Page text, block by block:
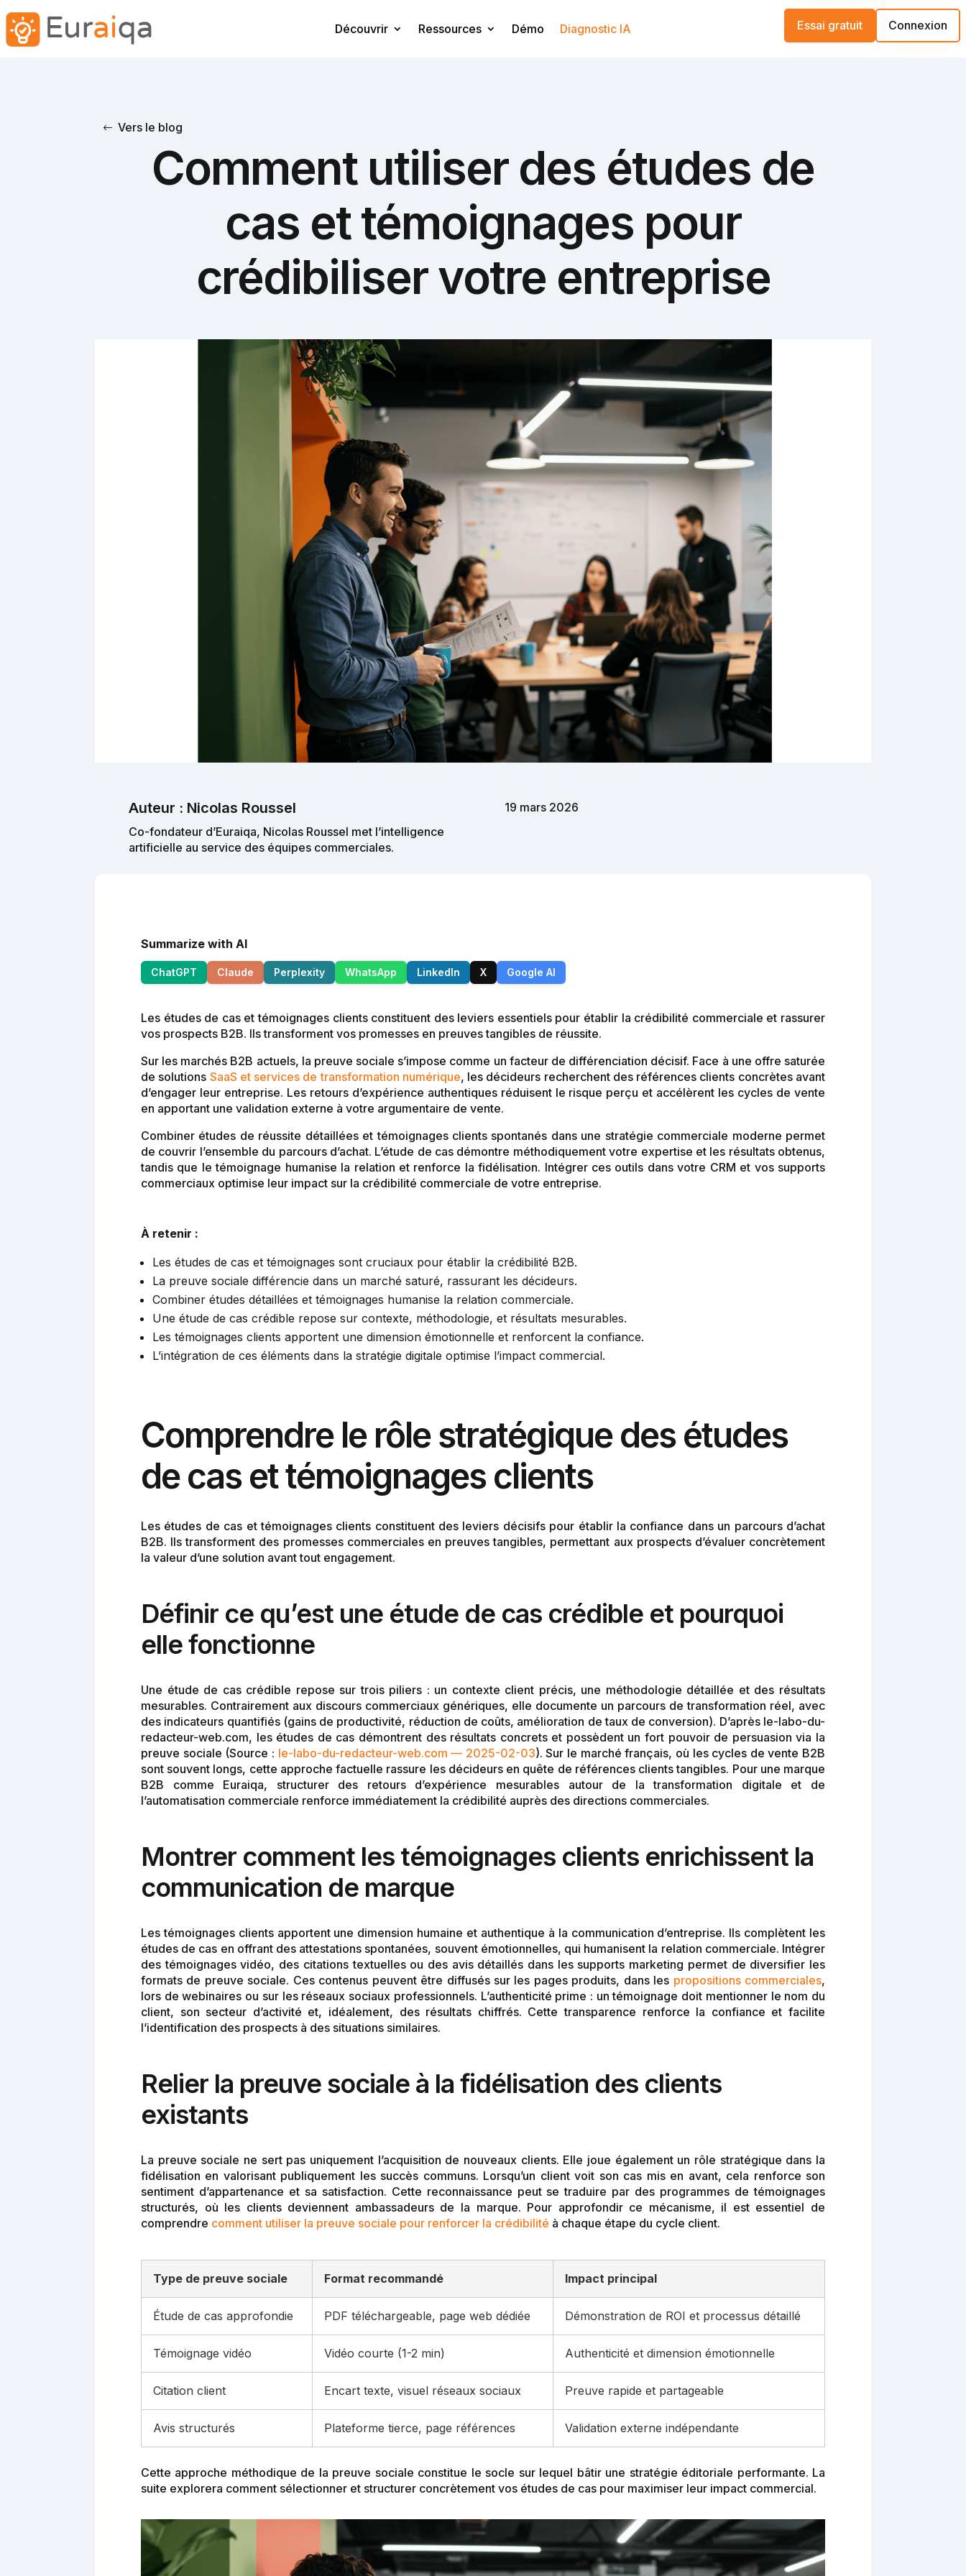
Découvrir Ressources Démo Diagnostic IA Essai gratuit Connexion
Vers le blog
Comment utiliser des études de
cas et témoignages pour
crédibiliser votre entreprise
Auteur : Nicolas Roussel
Co-fondateur d’Euraiqa, Nicolas Roussel met l’intelligence
artificielle au service des équipes commerciales.
19 mars 2026
Summarize with AI
ChatGPT Claude Perplexity WhatsApp LinkedIn X Google AI
Les études de cas et témoignages clients constituent des leviers essentiels pour établir la crédibilité commerciale et rassurer
vos prospects B2B. Ils transforment vos promesses en preuves tangibles de réussite.
Sur les marchés B2B actuels, la preuve sociale s’impose comme un facteur de différenciation décisif. Face à une offre saturée
de solutions SaaS et services de transformation numérique, les décideurs recherchent des références clients concrètes avant
d’engager leur entreprise. Les retours d’expérience authentiques réduisent le risque perçu et accélèrent les cycles de vente
en apportant une validation externe à votre argumentaire de vente.
Combiner études de réussite détaillées et témoignages clients spontanés dans une stratégie commerciale moderne permet
de couvrir l’ensemble du parcours d’achat. L’étude de cas démontre méthodiquement votre expertise et les résultats obtenus,
tandis que le témoignage humanise la relation et renforce la fidélisation. Intégrer ces outils dans votre CRM et vos supports
commerciaux optimise leur impact sur la crédibilité commerciale de votre entreprise.
À retenir :
Les études de cas et témoignages sont cruciaux pour établir la crédibilité B2B.
La preuve sociale différencie dans un marché saturé, rassurant les décideurs.
Combiner études détaillées et témoignages humanise la relation commerciale.
Une étude de cas crédible repose sur contexte, méthodologie, et résultats mesurables.
Les témoignages clients apportent une dimension émotionnelle et renforcent la confiance.
L’intégration de ces éléments dans la stratégie digitale optimise l’impact commercial.
Comprendre le rôle stratégique des études
de cas et témoignages clients
Les études de cas et témoignages clients constituent des leviers décisifs pour établir la confiance dans un parcours d’achat
B2B. Ils transforment des promesses commerciales en preuves tangibles, permettant aux prospects d’évaluer concrètement
la valeur d’une solution avant tout engagement.
Définir ce qu’est une étude de cas crédible et pourquoi
elle fonctionne
Une étude de cas crédible repose sur trois piliers : un contexte client précis, une méthodologie détaillée et des résultats
mesurables. Contrairement aux discours commerciaux génériques, elle documente un parcours de transformation réel, avec
des indicateurs quantifiés (gains de productivité, réduction de coûts, amélioration de taux de conversion). D’après le-labo-du-
redacteur-web.com, les études de cas démontrent des résultats concrets et possèdent un fort pouvoir de persuasion via la
preuve sociale (Source : le-labo-du-redacteur-web.com — 2025-02-03). Sur le marché français, où les cycles de vente B2B
sont souvent longs, cette approche factuelle rassure les décideurs en quête de références clients tangibles. Pour une marque
B2B comme Euraiqa, structurer des retours d’expérience mesurables autour de la transformation digitale et de
l’automatisation commerciale renforce immédiatement la crédibilité auprès des directions commerciales.
Montrer comment les témoignages clients enrichissent la
communication de marque
Les témoignages clients apportent une dimension humaine et authentique à la communication d’entreprise. Ils complètent les
études de cas en offrant des attestations spontanées, souvent émotionnelles, qui humanisent la relation commerciale. Intégrer
des témoignages vidéo, des citations textuelles ou des avis détaillés dans les supports marketing permet de diversifier les
formats de preuve sociale. Ces contenus peuvent être diffusés sur les pages produits, dans les propositions commerciales,
lors de webinaires ou sur les réseaux sociaux professionnels. L’authenticité prime : un témoignage doit mentionner le nom du
client, son secteur d’activité et, idéalement, des résultats chiffrés. Cette transparence renforce la confiance et facilite
l’identification des prospects à des situations similaires.
Relier la preuve sociale à la fidélisation des clients
existants
La preuve sociale ne sert pas uniquement l’acquisition de nouveaux clients. Elle joue également un rôle stratégique dans la
fidélisation en valorisant publiquement les succès communs. Lorsqu’un client voit son cas mis en avant, cela renforce son
sentiment d’appartenance et sa satisfaction. Cette reconnaissance peut se traduire par des programmes de témoignages
structurés, où les clients deviennent ambassadeurs de la marque. Pour approfondir ce mécanisme, il est essentiel de
comprendre comment utiliser la preuve sociale pour renforcer la crédibilité à chaque étape du cycle client.
Type de preuve sociale Format recommandé Impact principal
Étude de cas approfondie PDF téléchargeable, page web dédiée Démonstration de ROI et processus détaillé
Témoignage vidéo Vidéo courte (1-2 min) Authenticité et dimension émotionnelle
Citation client Encart texte, visuel réseaux sociaux Preuve rapide et partageable
Avis structurés Plateforme tierce, page références Validation externe indépendante
Cette approche méthodique de la preuve sociale constitue le socle sur lequel bâtir une stratégie éditoriale performante. La
suite explorera comment sélectionner et structurer concrètement vos études de cas pour maximiser leur impact commercial.